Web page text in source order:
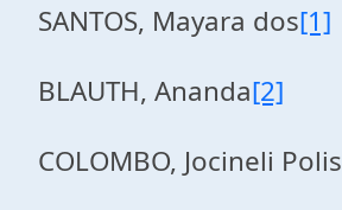
SANTOS, Mayara dos[1]
BLAUTH, Ananda[2]
COLOMBO, Jocineli Polis